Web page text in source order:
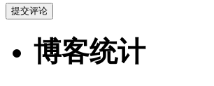
博客统计